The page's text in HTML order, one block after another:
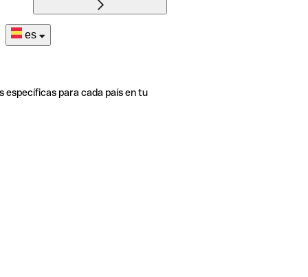
es
específicas para cada país en tu